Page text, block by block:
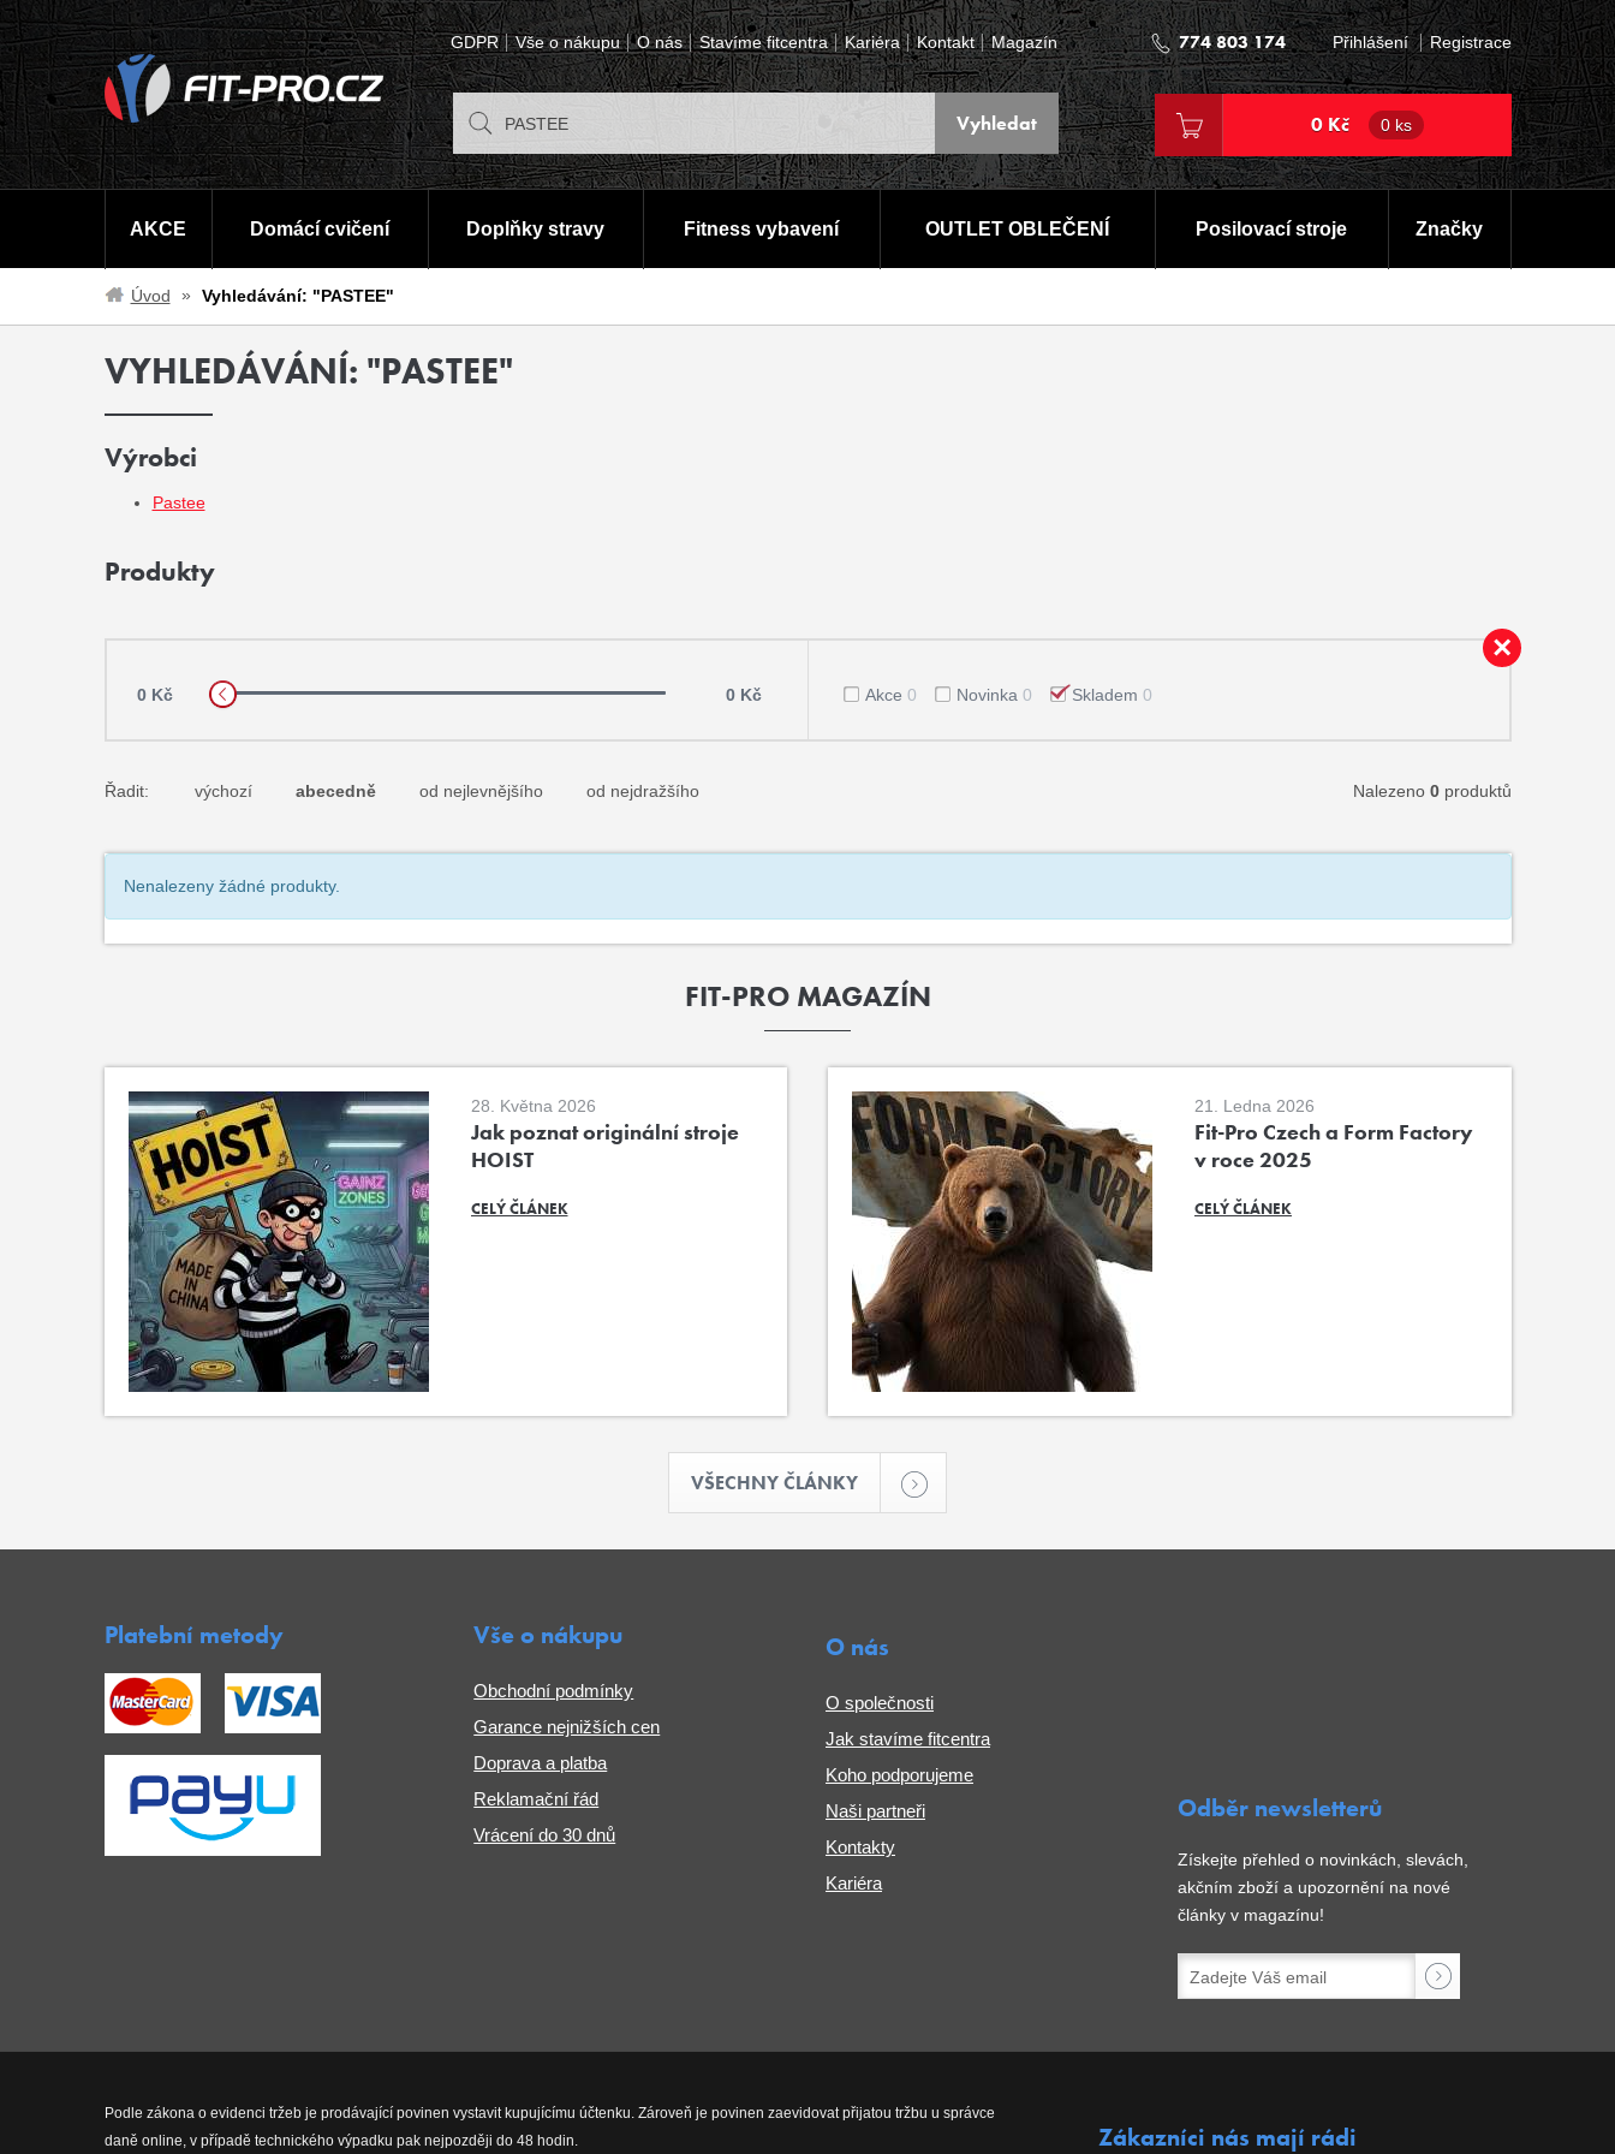
GDPR Vše o nákupu O nás Stavíme fitcentra Kariéra Kontakt Magazín 774 803 174 Přihlášení Registrace
0 Kč 0 ks
AKCE Domácí cvičení Doplňky stravy Fitness vybavení OUTLET OBLEČENÍ Posilovací stroje Značky
Úvod Vyhledávání: "PASTEE"
VYHLEDÁVÁNÍ: "PASTEE"
Výrobci
Pastee
Produkty
0 Kč 0 Kč Akce 0 Novinka 0 Skladem 0
Řadit: výchozí abecedně od nejlevnějšího od nejdražšího Nalezeno 0produktů
Nenalezeny žádné produkty.
FIT-PRO MAGAZÍN
28. Května 2026
Jak poznat originální stroje
HOIST
CELÝ ČLÁNEK
21. Ledna 2026
Fit-Pro Czech a Form Factory
v roce 2025
CELÝ ČLÁNEK
VŠECHNY ČLÁNKY
Platební metody Vše o nákupu
Obchodní podmínky
Garance nejnižších cen
Doprava a platba
Reklamační řád
Vrácení do 30 dnů
O nás
O společnosti
Jak stavíme fitcentra
Koho podporujeme
Naši partneři
Kontakty
Kariéra
Odběr newsletterů
Získejte přehled o novinkách, slevách,
akčním zboží a upozornění na nové
články v magazínu!
Podle zákona o evidenci tržeb je prodávající povinen vystavit kupujícímu účtenku. Zároveň je povinen zaevidovat přijatou tržbu u správce
daně online, v případě technického výpadku pak nejpozději do 48 hodin.
Zákazníci nás mají rádi